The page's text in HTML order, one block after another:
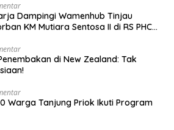
Dampingi Wamenhub Tinjau
KM Mutiara Sentosa II di RS PHC
di New Zealand: Tak
Warga Tanjung Priok Ikuti Program